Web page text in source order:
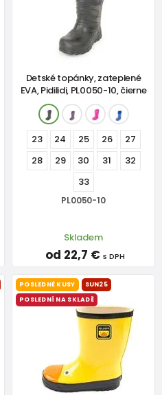
Detské topánky, zateplené
EVA, Pidilidi, PL0050-10, čierne
23 24 25 26
27
28
29 30 31
32
33
PL0050-10
Skladem
od 22,7 € s DPH
POSLEDNÉ KUSY
SUN25
POSLEDNÍ NA SKLADĚ